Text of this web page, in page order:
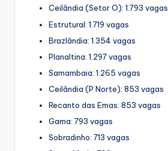
Ceilândia (Setor O): 1.793 vagas
Estrutural: 1.719 vagas
Brazlândia: 1.354 vagas
Planaltina: 1.297 vagas
Samambaia: 1.265 vagas
Ceilândia (P Norte): 853 vagas
Recanto das Emas: 853 vagas
Gama: 793 vagas
Sobradinho: 713 vagas